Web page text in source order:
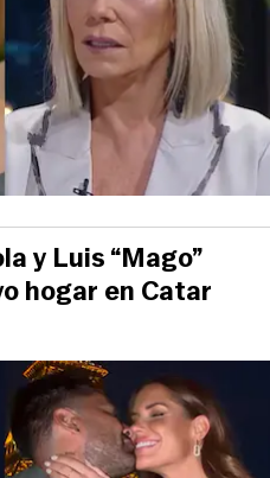
y Luis “Mago”
hogar en Catar